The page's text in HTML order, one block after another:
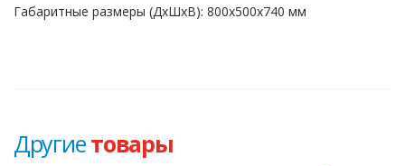
Габаритные размеры (ДхШхВ): 800х500х740 мм
Другиетовары